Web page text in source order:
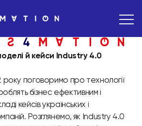
й кейси Industry 4.0
поговоримо про технології
бізнес ефективним і
кейсів українських і
Розглянемо, як Industry 4.0